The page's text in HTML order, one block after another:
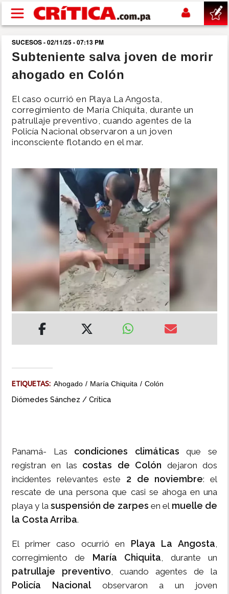
Pasar al contenido principal
buscar
SUCESOS
NACIONAL
POLÍTICA
MULTIMEDIA
IMPRESO
SUCESOS - 02/11/25 - 07:13 PM
Subteniente salva joven de morir
ahogado en Colón
El caso ocurrió en Playa La Angosta,
corregimiento de María Chiquita, durante un
patrullaje preventivo, cuando agentes de la
Policía Nacional observaron a un joven
inconsciente flotando en el mar.
ETIQUETAS: Ahogado María Chiquita Colón
Diómedes Sánchez / Crítica
Panamá- Las condiciones climáticas que se
registran en las costas de Colón dejaron dos
incidentes relevantes este 2 de noviembre: el
rescate de una persona que casi se ahoga en una
playa y la suspensión de zarpes en el muelle de
la Costa Arriba.
El primer caso ocurrió en Playa La Angosta,
corregimiento de María Chiquita, durante un
patrullaje preventivo, cuando agentes de la
Policía Nacionalobservaron a un joven